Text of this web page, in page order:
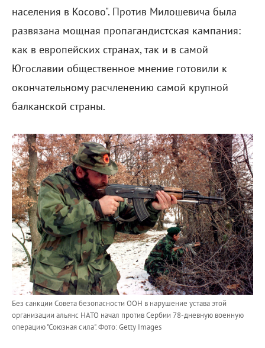
населения в Косово". Против Милошевича была
развязана мощная пропагандистская кампания:
как в европейских странах, так и в самой
Югославии общественное мнение готовили к
окончательному расчленению самой крупной
балканской страны.
Без санкции Совета безопасности ООН в нарушение устава этой
организации альянс НАТО начал против Сербии 78-дневную военную
операцию "Союзная сила".Фото: Getty Images